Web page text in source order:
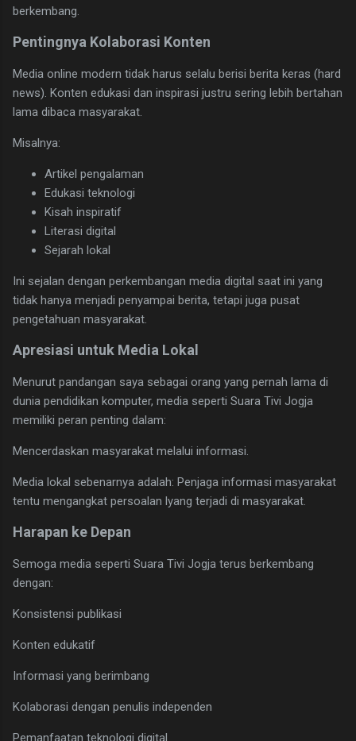
berkembang.
Pentingnya Kolaborasi Konten
Media online modern tidak harus selalu berisi berita keras (hard
news). Konten edukasi dan inspirasi justru sering lebih bertahan
lama dibaca masyarakat.
Misalnya:
Artikel pengalaman
Edukasi teknologi
Kisah inspiratif
Literasi digital
Sejarah lokal
Ini sejalan dengan perkembangan media digital saat ini yang
tidak hanya menjadi penyampai berita, tetapi juga pusat
pengetahuan masyarakat.
Apresiasi untuk Media Lokal
Menurut pandangan saya sebagai orang yang pernah lama di
dunia pendidikan komputer, media seperti Suara Tivi Jogja
memiliki peran penting dalam:
Mencerdaskan masyarakat melalui informasi.
Media lokal sebenarnya adalah: Penjaga informasi masyarakat
tentu mengangkat persoalan lyang terjadi di masyarakat.
Harapan ke Depan
Semoga media seperti Suara Tivi Jogja terus berkembang
dengan:
Konsistensi publikasi
Konten edukatif
Informasi yang berimbang
Kolaborasi dengan penulis independen
Pemanfaatan teknologi digital